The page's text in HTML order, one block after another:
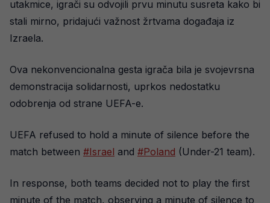
utakmice, igrači su odvojili prvu minutu susreta kako bi
stali mirno, pridajući važnost žrtvama događaja iz
Izraela.
Ova nekonvencionalna gesta igrača bila je svojevrsna
demonstracija solidarnosti, uprkos nedostatku
odobrenja od strane UEFA-e.
UEFA refused to hold a minute of silence before the
match between #Israel and #Poland (Under-21 team).
In response, both teams decided not to play the first
minute of the match, observing a minute of silence to